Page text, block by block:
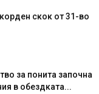
скок от 31-во
за понита започна
в обездката...